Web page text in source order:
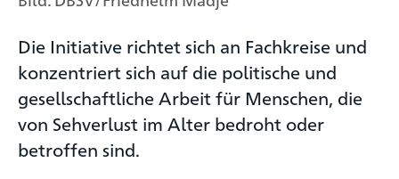
Die Initiative richtet sich an Fach­kreise und
konzentriert sich auf die politische und
gesell­schaft­liche Arbeit für Menschen, die
von Sehverlust im Alter bedroht oder
betroffen sind.